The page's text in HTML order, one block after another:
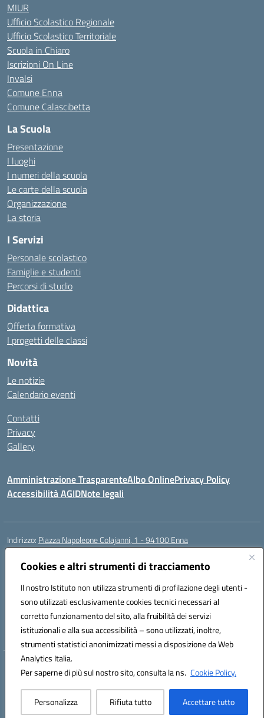
Cookies e altri strumenti di tracciamento
Il nostro Istituto non utilizza strumenti di profilazione degli utenti -
sono utilizzati esclusivamente cookies tecnici necessari al
corretto funzionamento del sito, alla fruibilità dei servizi
istituzionali e alla sua accessibilità – sono utilizzati, inoltre,
strumenti statistici anonimizzati messi a disposizione da Web
Analytics Italia.
Per saperne di più sul nostro sito, consulta la ns. Cookie Policy.
Personalizza Rifiuta tutto Accettare tutto
MIUR
Ufficio Scolastico Regionale
Ufficio Scolastico Territoriale
Scuola in Chiaro
Iscrizioni On Line
Invalsi
Comune Enna
Comune Calascibetta
La Scuola
Presentazione
I luoghi
I numeri della scuola
Le carte della scuola
Organizzazione
La storia
I Servizi
Personale scolastico
Famiglie e studenti
Percorsi di studio
Didattica
Offerta formativa
I progetti delle classi
Novità
Le notizie
Calendario eventi
Contatti
Privacy
Gallery
Amministrazione TrasparenteAlbo OnlinePrivacy Policy
Accessibilità AGIDNote legali
Indirizzo: Piazza Napoleone Colajanni, 1 - 94100 Enna
Centralino:
Posta elettronica certificata (PEC):enic81500a@pec.istruzione.it
Codice fiscale: 91049500860
Codice meccanografico:enic81500a
Codice Indice delle Pubbliche Amministrazioni (IPA): istsc_enic81500a
Codice unico di fatturazione (CUF): UFIB1Z
Hosting & Powered by 3D Solution S.r.l.
Concept & Design by Designers Italia